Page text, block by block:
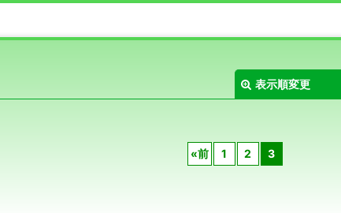
表示順変更
«前 1 2 3